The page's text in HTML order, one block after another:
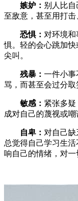
嫉妒： 别人比
至敌意，甚至用打击
恐惧： 对环境
惧。轻的会心跳加
尖叫。
残暴： 一件小事
骂，而甚至会过分取
敏感： 紧张多
成对自己的蔑视或
自卑： 对自己
总觉得自己学习生
响自己的情绪，对一